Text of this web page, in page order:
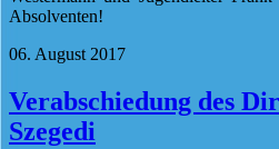
Absolventen!
06. August 2017
Verabschiedung des
Szegedi